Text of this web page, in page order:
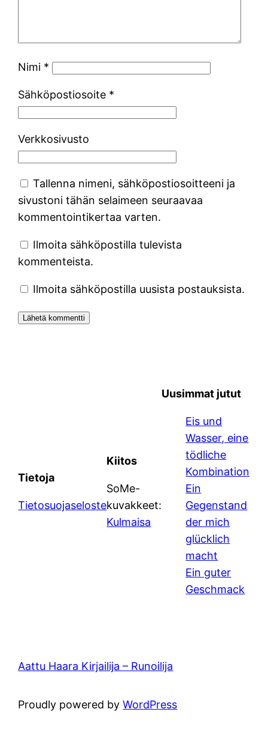
Nimi *
Sähköpostiosoite *
Verkkosivusto
Tallenna nimeni, sähköpostiosoitteeni ja
sivustoni tähän selaimeen seuraavaa
kommentointikertaa varten.
Ilmoita sähköpostilla tulevista
kommenteista.
Ilmoita sähköpostilla uusista postauksista.
Tietoja
Tietosuojaseloste
Kiitos
SoMe-
kuvakkeet:
Kulmaisa
Uusimmat jutut
Eis und
Wasser, eine
tödliche
Kombination
Ein
Gegenstand
der mich
glücklich
macht
Ein guter
Geschmack
Aattu Haara Kirjailija – Runoilija
Proudly powered byWordPress